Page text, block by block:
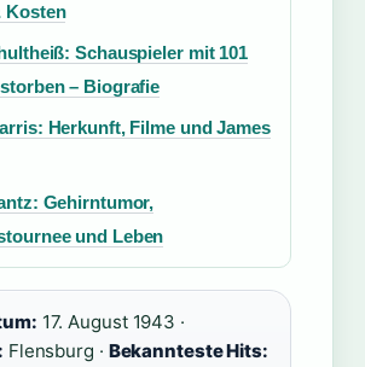
Kosten
Schauspieler mit 101
– Biografie
Herkunft, Filme und James
Gehirntumor,
und Leben
17. August 1943 ·
Flensburg · Bekannteste Hits: